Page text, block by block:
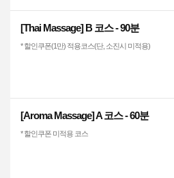
[Thai Massage] B 코스 - 90분
* 할인쿠폰(1만) 적용코스(단, 소진시 미적용)
[Aroma Massage] A 코스 - 60분
* 할인쿠폰 미적용 코스